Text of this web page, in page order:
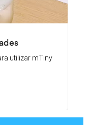
utilizar mTiny